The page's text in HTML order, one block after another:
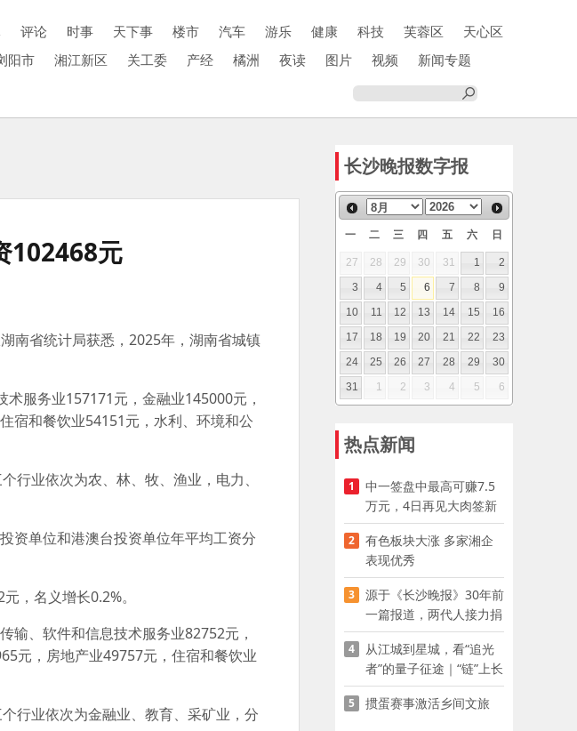
评论 时事 天下事 楼市 汽车 游乐 健康 科技 芙蓉区
天心区
阳市 湘江新区 关工委 产经 橘洲 夜读 图片 视频
新闻专题
102468元
南省统计局获悉，2025年，湖南省城镇
服务业157171元，金融业145000元，
宿和餐饮业54151元，水利、环境和公
行业依次为农、林、牧、渔业，电力、
资单位和港澳台投资单位年平均工资分
，名义增长0.2%。
输、软件和信息技术服务业82752元，
元，房地产业49757元，住宿和餐饮业
行业依次为金融业、教育、采矿业，分
长沙晚报数字报
一 二 三 四 五 六 日
27 28 29 30 31 1
2
3
4 5 6 7 8
9
10
11 12 13 14 15
16
17
18 19 20 21 22
23
24
25 26 27 28 29
30
31
1 2 3 4 5 6
热点新闻
1
中一签盘中最高可赚7.5
万元，4日再见大肉签新
股
2
有色板块大涨 多家湘企
表现优秀
3
源于《长沙晚报》30年前
一篇报道，两代人接力捐
资助学
4
从江城到星城，看“追光
者”的量子征途｜“链”上长
沙 “才”够硬核
5 掼蛋赛事激活乡间文旅